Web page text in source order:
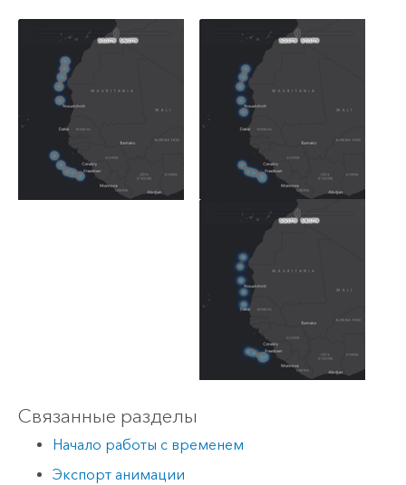
Связанные разделы
Начало работы с временем
Экспорт анимации